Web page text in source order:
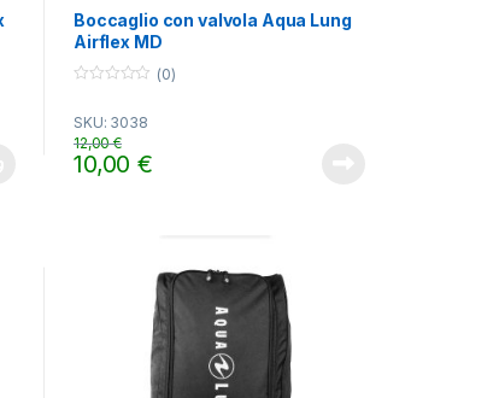
prodottopossono essere scelte nella pagina del prodotto
Boccaglio con valvola Aqua Lung
Airflex MD
u
t
o
(0)
SKU: 3038
10,00€
12,00€